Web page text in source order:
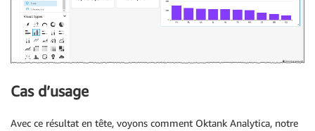
Cas d’usage
Avec ce résultat en tête, voyons comment Oktank Analytica, notre